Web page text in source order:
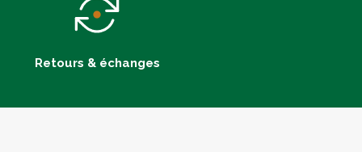
Retours & échanges